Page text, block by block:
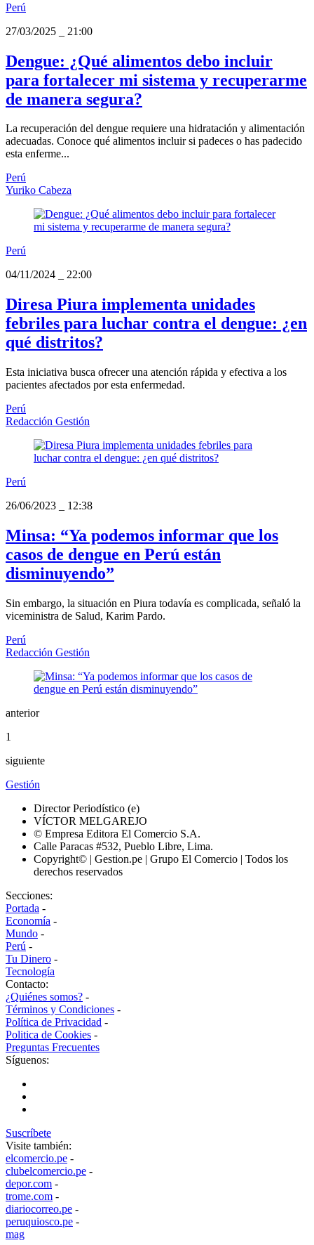
Perú
27/03/2025
21:00
Dengue: ¿Qué alimentos debo incluir
para fortalecer mi sistema y recuperarme
de manera segura?
La recuperación del dengue requiere una hidratación y alimentación
adecuadas. Conoce qué alimentos incluir si padeces o has padecido
esta enferme...
Perú
Yuriko Cabeza
Perú
04/11/2024
22:00
Diresa Piura implementa unidades
febriles para luchar contra el dengue: ¿en
qué distritos?
Esta iniciativa busca ofrecer una atención rápida y efectiva a los
pacientes afectados por esta enfermedad.
Perú
Redacción Gestión
Perú
26/06/2023
12:38
Minsa: “Ya podemos informar que los
casos de dengue en Perú están
disminuyendo”
Sin embargo, la situación en Piura todavía es complicada, señaló la
viceministra de Salud, Karim Pardo.
Perú
Redacción Gestión
anterior
1
siguiente
Gestión
Director Periodístico (e)
VÍCTOR MELGAREJO
© Empresa Editora El Comercio S.A.
Calle Paracas #532, Pueblo Libre, Lima.
Copyright© | Gestion.pe | Grupo El Comercio | Todos los
derechos reservados
Secciones:
Portada -
Economía -
Mundo -
Perú -
Tu Dinero -
Tecnología
Contacto:
¿Quiénes somos? -
Términos y Condiciones -
Política de Privacidad -
Politica de Cookies -
Preguntas Frecuentes
Síguenos:
Suscríbete
Visite también:
elcomercio.pe -
clubelcomercio.pe -
depor.com -
trome.com -
diariocorreo.pe -
peruquiosco.pe -
mag